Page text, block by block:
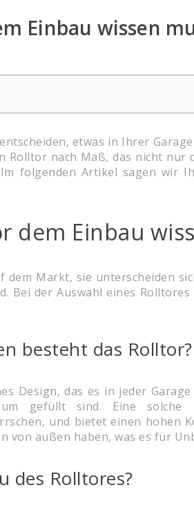
Einbau wissen
etwas in Ihrer
Rolltor nach Maß, das nicht
folgenden Artikel sagen wir
dem Einbau
dem Markt, sie unterscheiden
Bei der Auswahl eines
besteht das Rolltor?
Design, das es in jeder
gefüllt sind. Eine
und bietet einen hohen
von außen haben, was es für
des Rolltores?